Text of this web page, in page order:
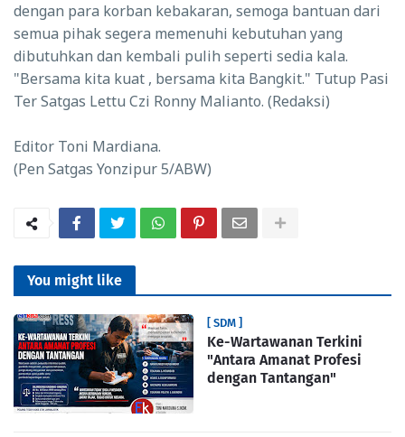
dengan para korban kebakaran, semoga bantuan dari
semua pihak segera memenuhi kebutuhan yang
dibutuhkan dan kembali pulih seperti sedia kala.
"Bersama kita kuat , bersama kita Bangkit." Tutup Pasi
Ter Satgas Lettu Czi Ronny Malianto. (Redaksi)
Editor Toni Mardiana.
(Pen Satgas Yonzipur 5/ABW)
You might like
[ SDM ]
Ke-Wartawanan Terkini
"Antara Amanat Profesi
dengan Tantangan"